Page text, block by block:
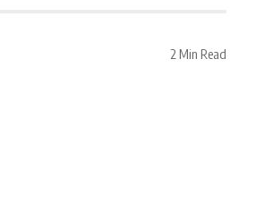
2 Min Read